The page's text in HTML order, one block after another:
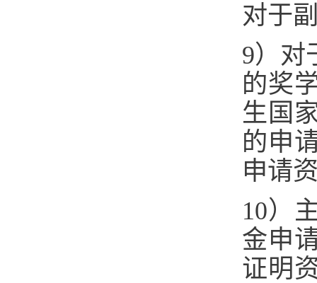
对于
9）对
的奖
生国
的申
申请
10）
金申
证明